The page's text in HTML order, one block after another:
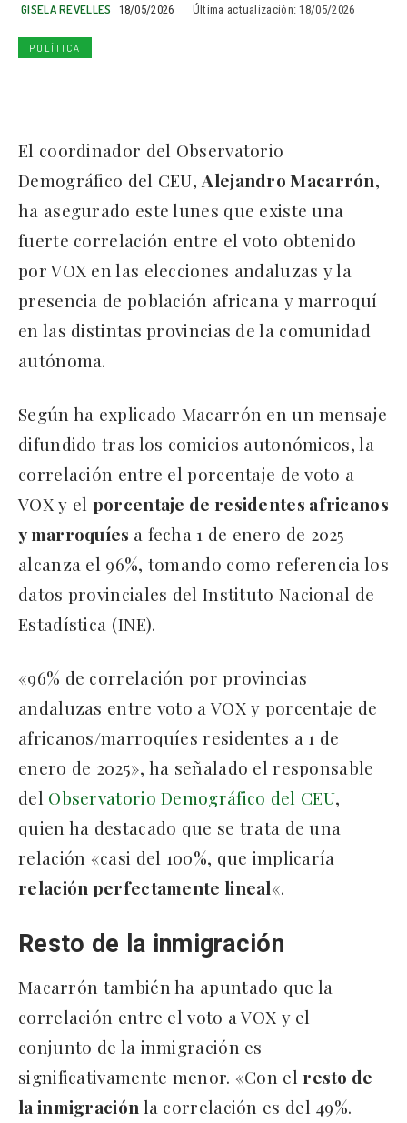
GISELA REVELLES 18/05/2026 Última actualización: 18/05/2026
POLÍTICA
El coordinador del Observatorio
Demográfico del CEU,Alejandro Macarrón,
ha asegurado este lunes que existe una
fuerte correlación entre el voto obtenido
por VOX en las elecciones andaluzas y la
presencia de población africana y marroquí
en las distintas provincias de la comunidad
autónoma.
Según ha explicado Macarrón en un mensaje
difundido tras los comicios autonómicos, la
correlación entre el porcentaje de voto a
VOX y el porcentaje de residentes africanos
y marroquíes a fecha 1 de enero de 2025
alcanza el 96%, tomando como referencia los
datos provinciales del Instituto Nacional de
Estadística (INE).
«96% de correlación por provincias
andaluzas entre voto a VOX y porcentaje de
africanos/marroquíes residentes a 1 de
enero de 2025», ha señalado el responsable
del Observatorio Demográfico del CEU,
quien ha destacado que se trata de una
relación «casi del 100%, que implicaría
relación perfectamente lineal«.
Resto de la inmigración
Macarrón también ha apuntado que la
correlación entre el voto a VOX y el
conjunto de la inmigración es
significativamente menor. «Con el resto de
la inmigraciónla correlación es del 49%.